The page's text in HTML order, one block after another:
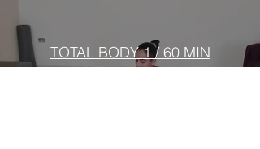
TOTAL BODY 1 / 60 MIN